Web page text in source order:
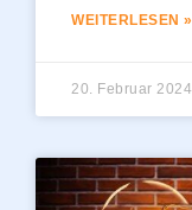
WEITERLESEN »
20. Februar 2024